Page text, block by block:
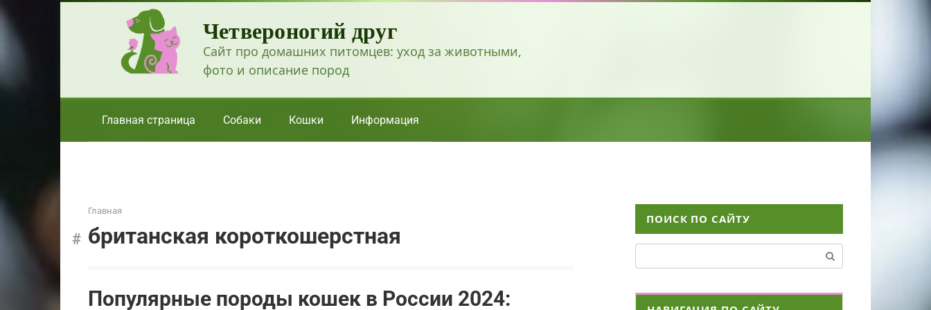
Перейти
Четвероногий друг
Сайт про домашних питомцев: уход за животными,
фото и описание пород
Главная страница Собаки Кошки Информация
Главная
британская короткошерстная
Популярные породы кошек в России 2024:
ПОИСК ПО САЙТУ